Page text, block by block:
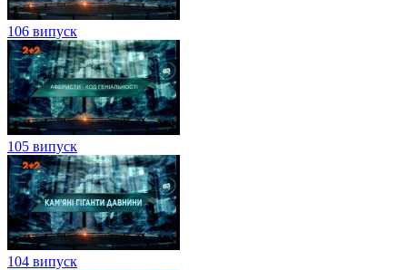
106 випуск
105 випуск
104 випуск